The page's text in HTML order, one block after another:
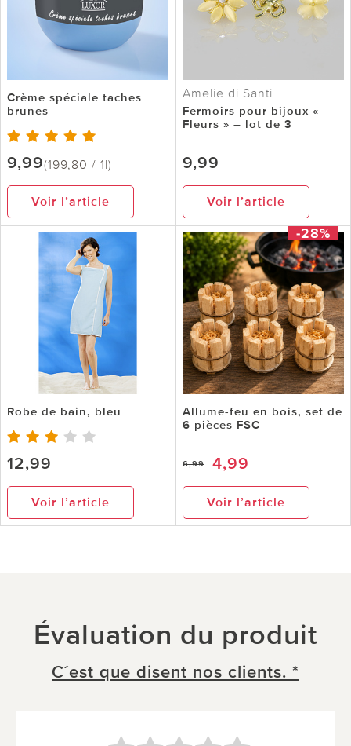
Crème spéciale taches
brunes
9,99(199,80 / 1l)
Voir l’article
Amelie di Santi
Fermoirs pour bijoux «
Fleurs » – lot de 3
9,99
Voir l’article
Robe de bain, bleu
12,99
Voir l’article
-28%
Allume-feu en bois, set de
6 pièces FSC
6,99 4,99
Voir l’article
Évaluation du produit
C´est que disent nos clients. *